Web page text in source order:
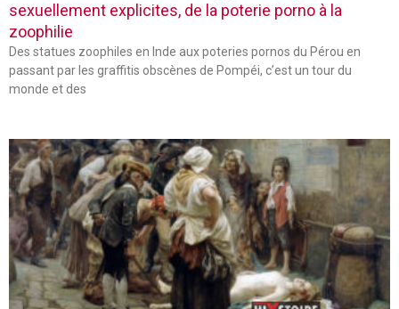
sexuellement explicites, de la poterie porno à la
zoophilie
Des statues zoophiles en Inde aux poteries pornos du Pérou en
passant par les graffitis obscènes de Pompéi, c’est un tour du
monde et des